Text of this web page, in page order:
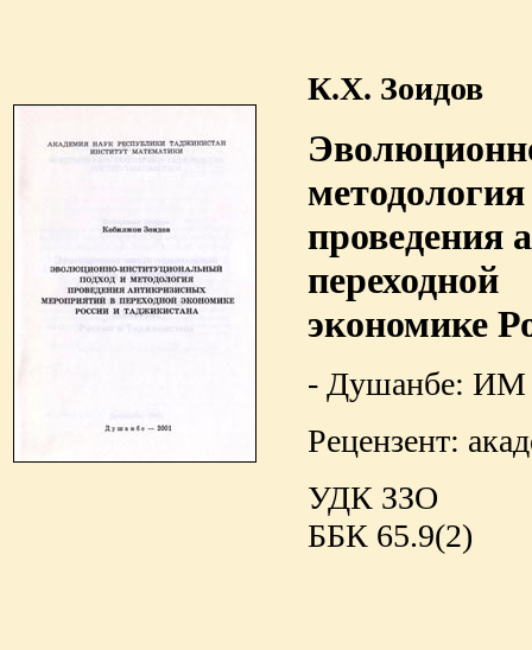
К.Х. Зоидов
методология
проведения
переходной
экономике
- Душанбе: ИМ
Рецензент:
УДК ЗЗО
ББК 65.9(2)